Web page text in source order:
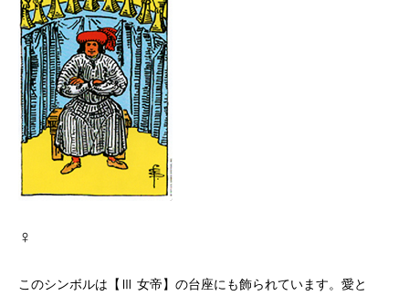
♀
このシンボルは【Ⅲ 女帝】の台座にも飾られています。愛と